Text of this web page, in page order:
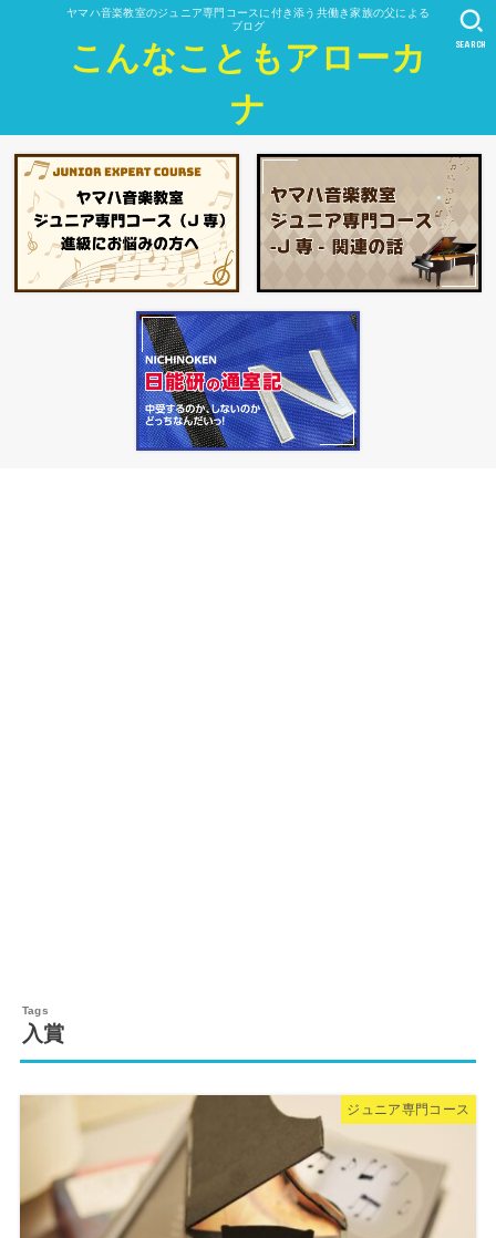
ヤマハ音楽教室のジュニア専門コースに付き添う共働き家族の父による
ブログ
こんなこともアローカ
ナ
SEARCH
入賞
ジュニア専門コース